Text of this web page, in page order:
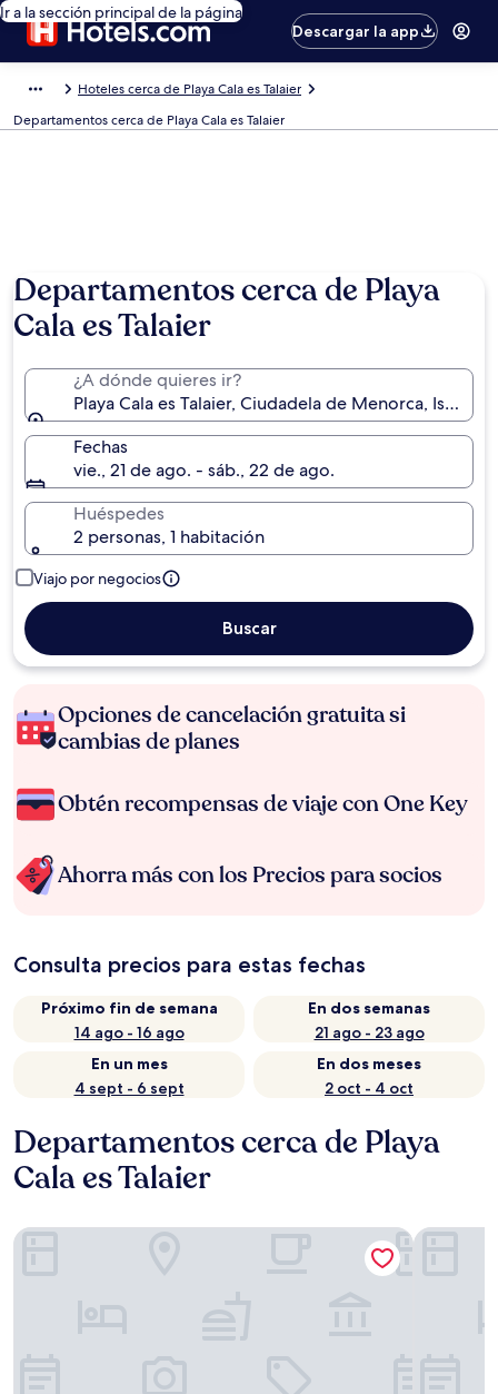
Ir a la sección principal de la página
Descargar la app
Hoteles cerca de Playa Cala es Talaier
Departamentos cerca de Playa Cala es Talaier
Departamentos cerca de Playa
Cala es Talaier
¿A dónde quieres ir?
Playa Cala es Talaier, Ciudadela de Menorca, Islas
Fechas
vie., 21 de ago. - sáb., 22 de ago.
Huéspedes
2 personas, 1 habitación
Viajo por negocios
Buscar
Opciones de cancelación gratuita si
cambias de planes
Obtén recompensas de viaje con One Key
Ahorra más con los Precios para socios
Consulta precios para estas fechas
Próximo fin de semana
14 ago - 16 ago
En dos semanas
21 ago - 23 ago
En un mes
4 sept - 6 sept
En dos meses
2 oct - 4 oct
Departamentos cerca de Playa
Cala es Talaier
Galdana Gardens Las Brisas